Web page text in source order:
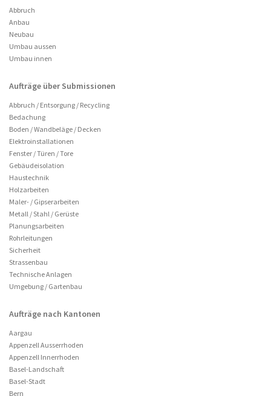
Abbruch
Anbau
Neubau
Umbau aussen
Umbau innen
Aufträge über Submissionen
Abbruch / Entsorgung / Recycling
Bedachung
Boden / Wandbeläge / Decken
Elektroinstallationen
Fenster / Türen / Tore
Gebäudeisolation
Haustechnik
Holzarbeiten
Maler- / Gipserarbeiten
Metall / Stahl / Gerüste
Planungsarbeiten
Rohrleitungen
Sicherheit
Strassenbau
Technische Anlagen
Umgebung / Gartenbau
Aufträge nach Kantonen
Aargau
Appenzell Ausserrhoden
Appenzell Innerrhoden
Basel-Landschaft
Basel-Stadt
Bern